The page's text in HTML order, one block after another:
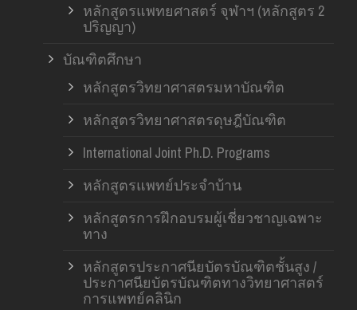
หลักสูตรแพทยศาสตร์ จุฬาฯ (หลักสูตร 2
ปริญญา)
บัณฑิตศึกษา
หลักสูตรวิทยาศาสตรมหาบัณฑิต
หลักสูตรวิทยาศาสตรดุษฎีบัณฑิต
International Joint Ph.D. Programs
หลักสูตรแพทย์ประจำบ้าน
หลักสูตรการฝึกอบรมผู้เชี่ยวชาญเฉพาะ
ทาง
หลักสูตรประกาศนียบัตรบัณฑิตชั้นสูง /
ประกาศนียบัตรบัณฑิตทางวิทยาศาสตร์
การแพทย์คลินิก